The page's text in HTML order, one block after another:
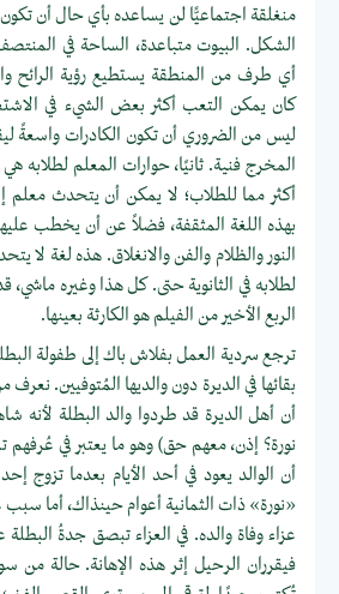
منغلقة اجتماعيًّا لن يساعده بأي حال أن تكون
الشكل. البيوت متباعدة، الساحة في
أي طرف من المنطقة يستطيع رؤية الرائح
كان يمكن التعب أكثر بعض الشيء في
ليس من الضروري أن تكون الكادرات واسعةً
المخرج فنية. ثانيًا، حوارات المعلم لطلابه
أكثر مما للطلاب؛ لا يمكن أن يتحدث معلم
بهذه اللغة المثقفة، فضلاً عن أن يخطب
النور والظلام والفن والانغلاق. هذه لغة لا
لطلابه في الثانوية حتى. كل هذا وغيره
الربع الأخير من الفيلم هو الكارثة بعينها.
ترجع سردية العمل بفلاش باك إلى طفولة
بقائها في الديرة دون والديها المُتوفيين.
أن أهل الديرة قد طردوا والد البطلة لأنه
نورة؟ إذن، معهم حق) وهو ما يعتبر في عُرفهم
أن الوالد يعود في أحد الأيام بعدما تزوج
«نورة» ذات الثمانية أعوام حينذاك، أما سبب
عزاء وفاة والده. في العزاء تبصق جدةُ البطلة
فيقرران الرحيل إثر هذه الإهانة. حالة من